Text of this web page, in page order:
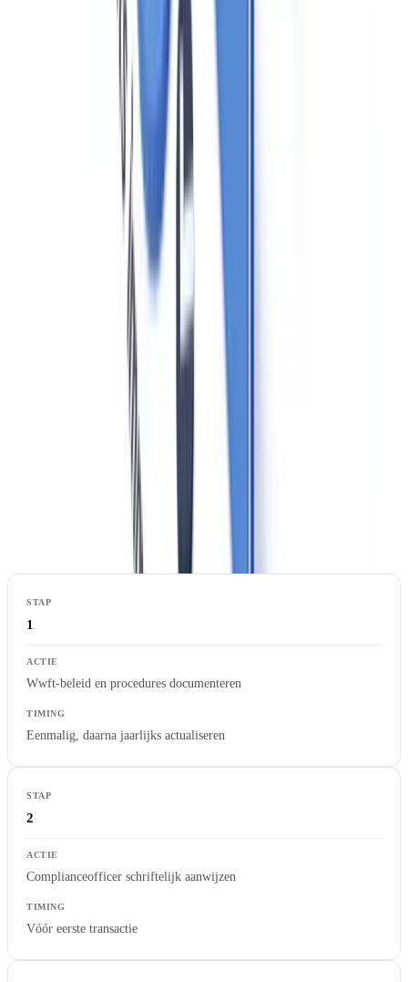
Ondermijning en vastgoed: het bredere kader
De Wwft-naleving voor makelaars is onderdeel van een breder
van de politie en het OM
gebruikte kanalen is voor het legaliseren van crimineel vermogen in
Nederland, naast horeca en transport.
Makelaars bevinden zich in een spilpositie: zij zijn de poortwachters
Een makelaar die bewust of onbewust een transactie faciliteert
waarbij crimineel geld in omloop wordt gebracht, loopt niet alleen
het risico van een Wwft-boete maar ook van strafrechtelijke
witwashulp
(artikel 420bis Wetboek van
Strafrecht) als bewuste deelname wordt aangetoond.
Praktisch stappenplan voor Wwft-naleving
Voor makelaars die willen weten wat ze concreet moeten doen, een
1
Wwft-beleid en procedures documenteren
Eenmalig, daarna jaarlijks actualiseren
2
Complianceofficer schriftelijk aanwijzen
Vóór eerste transactie